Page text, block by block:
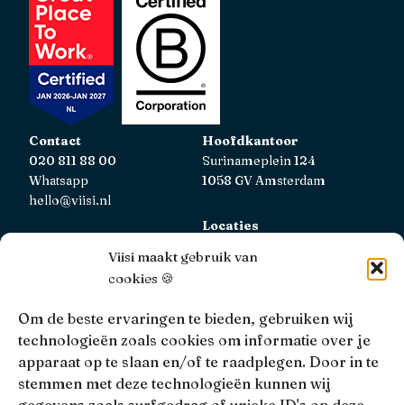
Viisi maakt gebruik van
cookies 🍪
Om de beste ervaringen te bieden, gebruiken wij
technologieën zoals cookies om informatie over je
apparaat op te slaan en/of te raadplegen. Door in te
stemmen met deze technologieën kunnen wij
Contact
020 811 88 00
Whatsapp
hello@viisi.nl
Hoofdkantoor
Surinameplein 124
1058 GV Amsterdam
Locaties
Viisi Hypotheken is geregistreerd bij de AFM.
Registratienummer: 12039833
KiFiD
Niet tevreden over onze interne klachtbehandeling, dan